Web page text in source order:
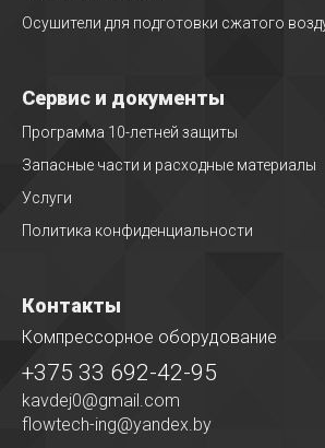
Осушители для подготовки сжатого
Сервис и документы
Программа 10-летней защиты
Запасные части и расходные материалы
Услуги
Политика конфиденциальности
Контакты
Компрессорное оборудование
+375 33 692-42-95
kavdej0@gmail.com
flowtech-ing@yandex.by